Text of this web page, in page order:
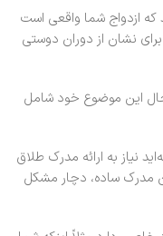
که ازدواج شما واقعی است
نشان از دوران دوستی
این موضوع خود شامل
نیاز به ارائه مدرک طلاق
مدرک ساده، دچار مشکل